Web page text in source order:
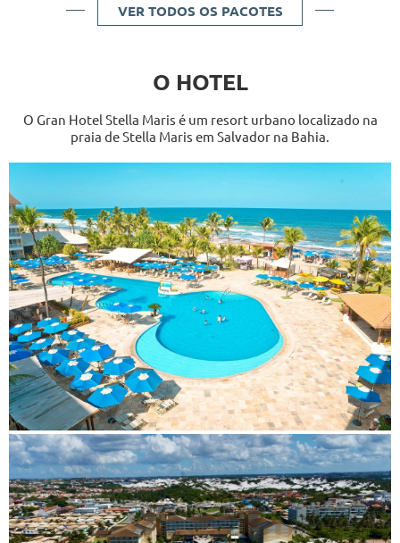
VER TODOS OS PACOTES
O HOTEL
O Gran Hotel Stella Maris é um resort urbano localizado na
praia de Stella Maris em Salvador na Bahia.